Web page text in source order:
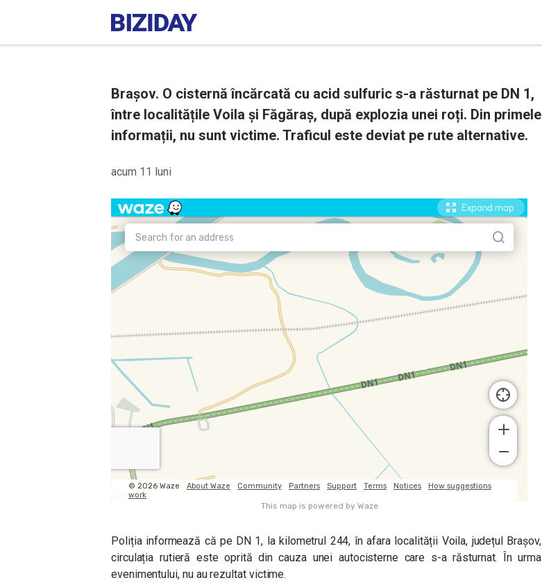
Brașov. O cisternă încărcată cu acid sulfuric s-a răsturnat pe DN 1,
între localitățile Voila și Făgăraș, după explozia unei roți. Din primele
informații, nu sunt victime. Traficul este deviat pe rute alternative.
acum 11 luni
Poliția informează că pe DN 1, la kilometrul 244, în afara localității Voila, județul Brașov,
circulația rutieră este oprită din cauza unei autocisterne care s-a răsturnat. În urma
evenimentului, nu au rezultat victime.